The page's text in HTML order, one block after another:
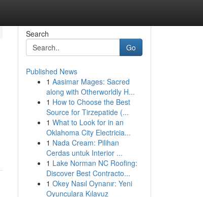
Search
Go
Published News
1 Aasimar Mages: Sacred
along with Otherworldly H...
1 How to Choose the Best
Source for Tirzepatide (...
1 What to Look for in an
Oklahoma City Electricia...
1 Nada Cream: Pilihan
Cerdas untuk Interior ...
1 Lake Norman NC Roofing:
Discover Best Contracto...
1 Okey Nasıl Oynanır: Yeni
Oyunculara Kılavuz